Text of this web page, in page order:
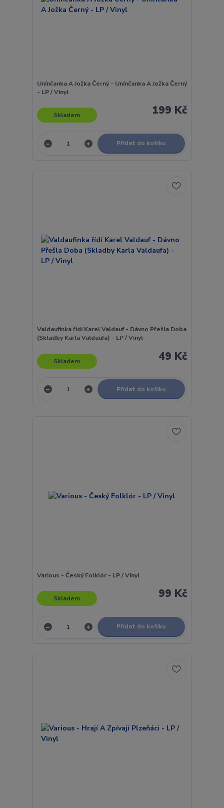
Unínčanka A Jožka Černý - Unínčanka A Jožka Černý
- LP / Vinyl
199 Kč
Skladem
Přidat do košíku
Valdaufinka řídí Karel Valdauf - Dávno Přešla Doba
(Skladby Karla Valdaufa) - LP / Vinyl
49 Kč
Skladem
Přidat do košíku
Various - Český Folklór - LP / Vinyl
99 Kč
Skladem
Přidat do košíku